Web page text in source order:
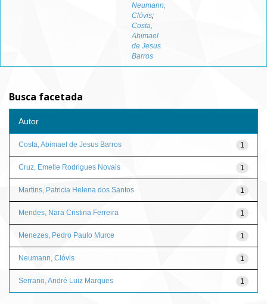
Neumann,
Clóvis;
Costa,
Abimael
de Jesus
Barros
Busca facetada
Autor
1
Costa, Abimael de Jesus Barros
1
Cruz, Emelle Rodrigues Novais
1
Martins, Patricia Helena dos Santos
1
Mendes, Nara Cristina Ferreira
1
Menezes, Pedro Paulo Murce
1
Neumann, Clóvis
1
Serrano, André Luiz Marques